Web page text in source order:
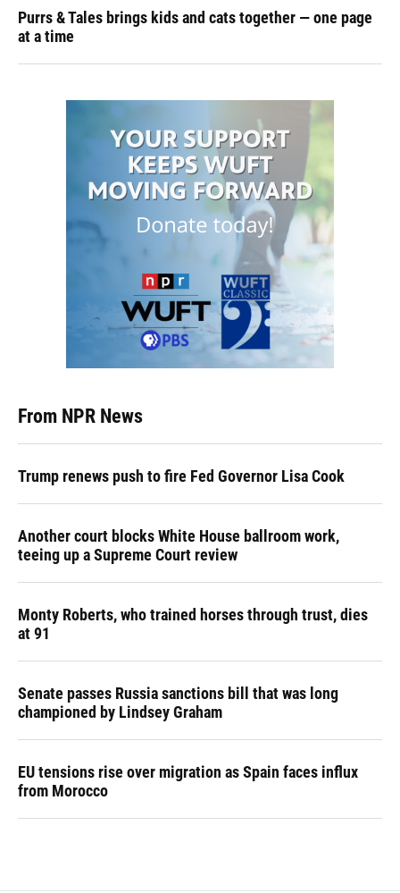
Purrs & Tales brings kids and cats together — one page
at a time
From NPR News
Trump renews push to fire Fed Governor Lisa Cook
Another court blocks White House ballroom work,
teeing up a Supreme Court review
Monty Roberts, who trained horses through trust, dies
at 91
Senate passes Russia sanctions bill that was long
championed by Lindsey Graham
EU tensions rise over migration as Spain faces influx
from Morocco